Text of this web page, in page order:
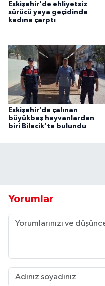
Eskişehir'de ehliyetsiz
sürücü yaya geçidinde
kadına çarptı
Eskişehir’de çalınan
büyükbaş hayvanlardan
biri Bilecik’te bulundu
Yorumlar